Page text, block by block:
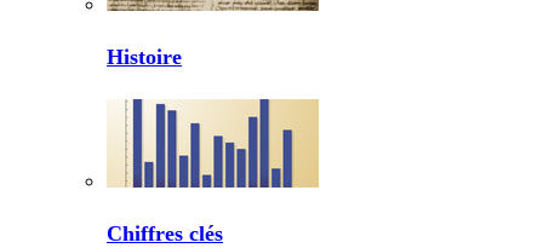
Histoire
Chiffres clés